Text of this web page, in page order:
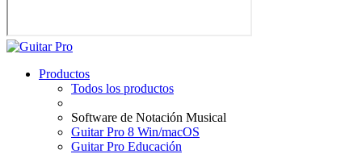
Productos
Todos los productos
Software de Notación Musical
Guitar Pro 8 Win/macOS
Guitar Pro Educación